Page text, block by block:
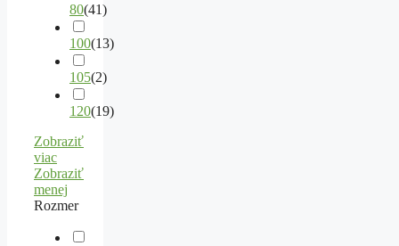
80(41)
100(13)
105(2)
120(19)
Zobraziť
viac
Zobraziť
menej
Rozmer